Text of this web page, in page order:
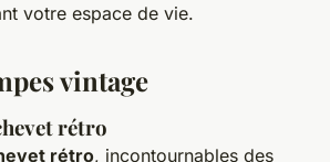
votre espace de vie.
vintage
rétro
rétro, incontournables des